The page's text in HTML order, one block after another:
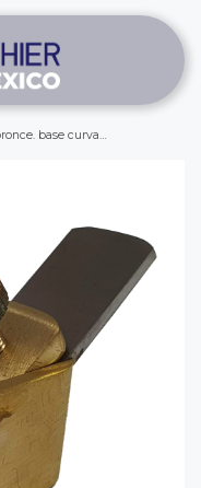
base curva de 41 mm